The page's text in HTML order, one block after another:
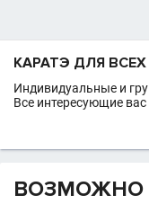
КАРАТЭ ДЛЯ
Индивидуальные и
Все интересующие
ВОЗМОЖНО